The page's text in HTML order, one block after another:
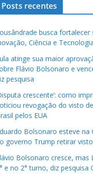
Posts recentes
busca fortalecer
Ciência e Tecnologia
atinge sua maior
Flávio Bolsonaro e
pesquisa
crescente’: como
revogação do visto
pelos EUA
Bolsonaro esteve na
governo Trump retirar
Bolsonaro cresce, mas
e no 2° turno, diz pesquisa